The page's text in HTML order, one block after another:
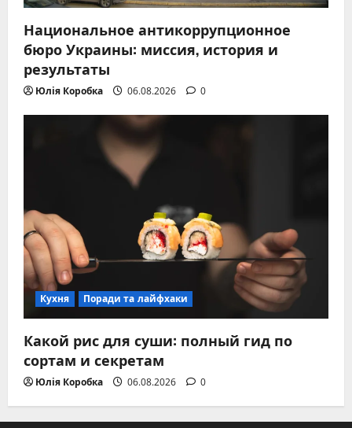
Национальное антикоррупционное
бюро Украины: миссия, история и
результаты
Юлія Коробка 06.08.2026 0
Кухня Поради та лайфхаки
Какой рис для суши: полный гид по
сортам и секретам
Юлія Коробка 06.08.2026 0